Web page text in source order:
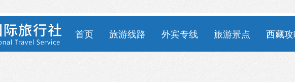
首页 旅游线路 外宾专线 旅游景点 西藏